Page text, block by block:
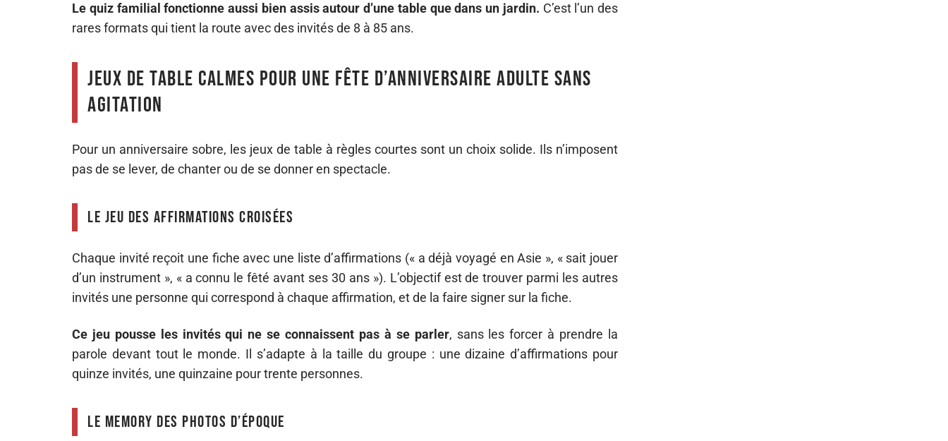
Le quiz familial fonctionne aussi bien assis autour d’une table que dans un jardin. C’est l’un des
rares formats qui tient la route avec des invités de 8 à 85 ans.
Jeux de table calmes pour une fête d’anniversaire adulte sans
agitation
Pour un anniversaire sobre, les jeux de table à règles courtes sont un choix solide. Ils n’imposent
pas de se lever, de chanter ou de se donner en spectacle.
Le jeu des affirmations croisées
Chaque invité reçoit une fiche avec une liste d’affirmations (« a déjà voyagé en Asie », « sait jouer
d’un instrument », « a connu le fêté avant ses 30 ans »). L’objectif est de trouver parmi les autres
invités une personne qui correspond à chaque affirmation, et de la faire signer sur la fiche.
Ce jeu pousse les invités qui ne se connaissent pas à se parler, sans les forcer à prendre la
parole devant tout le monde. Il s’adapte à la taille du groupe : une dizaine d’affirmations pour
quinze invités, une quinzaine pour trente personnes.
Le memory des photos d’époque